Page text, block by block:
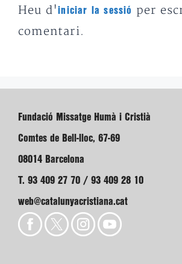
Heu d'iniciar la sessió
per
comentari.
Fundació Missatge Humà i Cristià
Comtes de Bell-lloc, 67-69
08014 Barcelona
T. 93 409 27 70 / 93 409 28 10
web@catalunyacristiana.cat